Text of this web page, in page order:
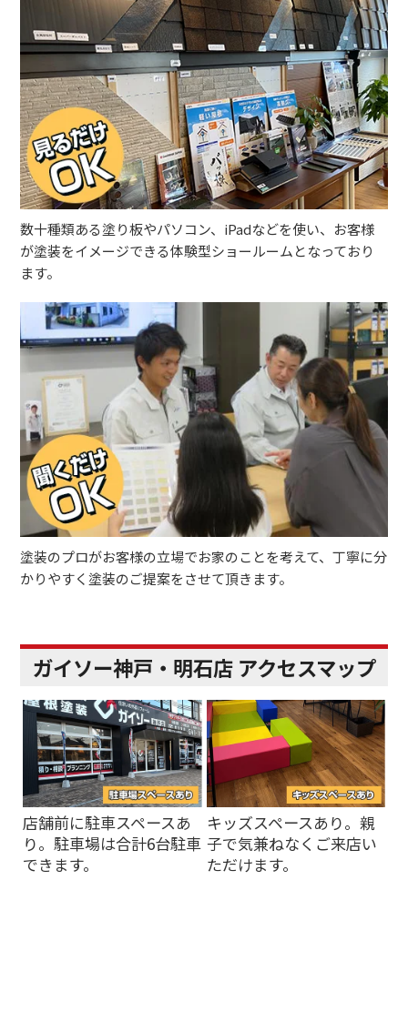
数十種類ある塗り板やパソコン、iPadなどを使い、お客様
が塗装をイメージできる体験型ショールームとなっており
ます。
塗装のプロがお客様の立場でお家のことを考えて、丁寧に分
かりやすく塗装のご提案をさせて頂きます。
ガイソー神戸・明石店 アクセスマップ
店舗前に駐車スペースあ
り。駐車場は合計6台駐車
できます。
キッズスペースあり。親
子で気兼ねなくご来店い
ただけます。